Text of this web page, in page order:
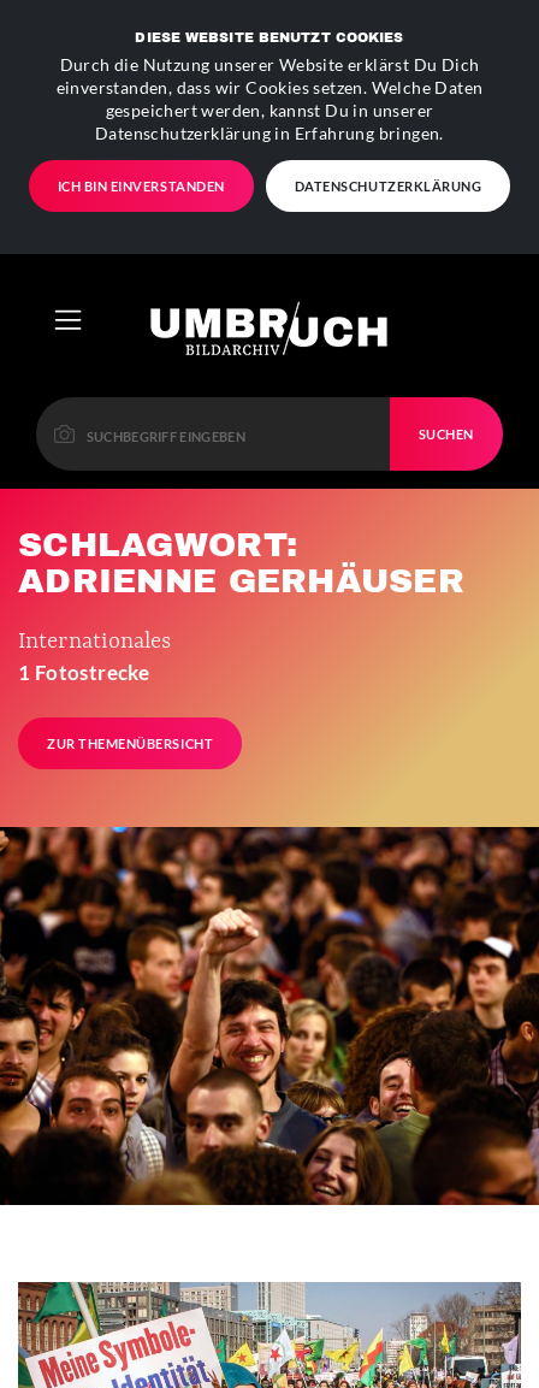
DIESE WEBSITE BENUTZT COOKIES
Durch die Nutzung unserer Website erklärst Du Dich
einverstanden, dass wir Cookies setzen. Welche Daten
gespeichert werden, kannst Du in unserer
Datenschutzerklärung in Erfahrung bringen.
ICH BIN EINVERSTANDEN DATENSCHUTZERKLÄRUNG
SUCHEN
SCHLAGWORT:
ADRIENNE GERHÄUSER
Internationales
1 Fotostrecke
ZUR THEMENÜBERSICHT